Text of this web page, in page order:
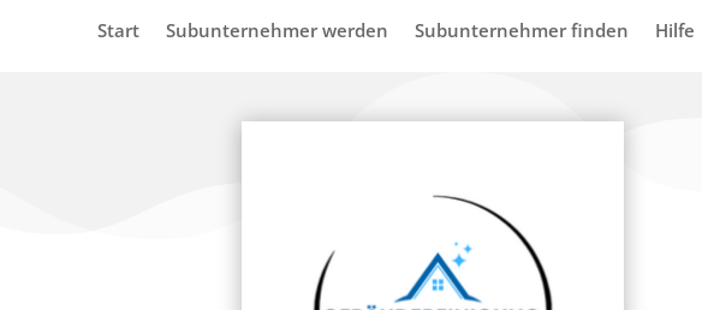
Start Subunternehmer werden Subunternehmer finden Hilfe